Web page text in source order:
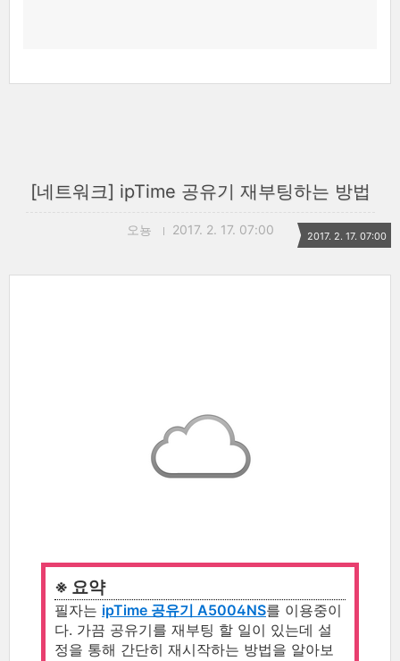
[네트워크] ipTime 공유기 재부팅하는 방법
오뇽 2017. 2. 17. 07:00 2017. 2. 17. 07:00
※ 요약
필자는 ipTime 공유기 A5004NS를 이용중이
다. 가끔 공유기를 재부팅 할 일이 있는데 설
정을 통해 간단히 재시작하는 방법을 알아보